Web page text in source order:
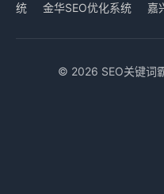
统
金华SEO优化系统 嘉
© 2026 SEO关键词